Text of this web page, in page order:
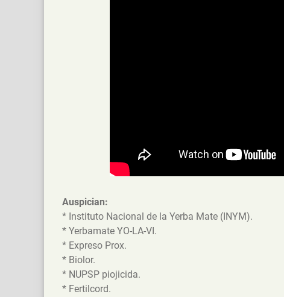
Auspician:
* Instituto Nacional de la Yerba Mate (INYM).
* Yerbamate YO-LA-VI.
* Expreso Prox.
* Biolor.
* NUPSP piojicida.
* Fertilcord.